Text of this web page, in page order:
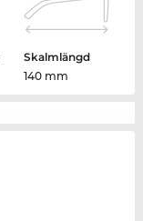
Skalmlängd
140 mm